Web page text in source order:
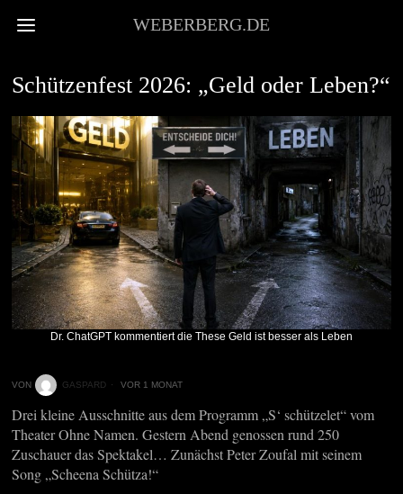
WEBERBERG.DE
Schützenfest 2026: „Geld oder Leben?“
Dr. ChatGPT kommentiert die These Geld ist besser als Leben
VON GASPARD VOR 1 MONAT
Drei kleine Ausschnitte aus dem Programm „S‘ schützelet“ vom
Theater Ohne Namen. Gestern Abend genossen rund 250
Zuschauer das Spektakel… Zunächst Peter Zoufal mit seinem
Song „Scheena Schütza!“